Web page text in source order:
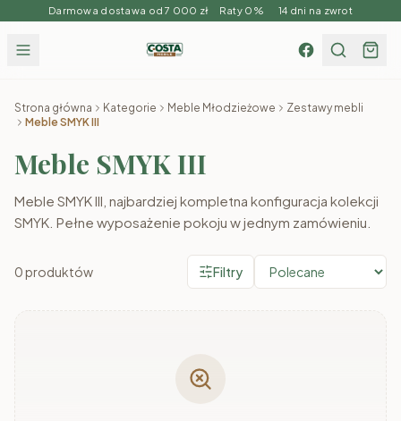
Darmowa dostawa od 7 000 zł Raty 0% 14 dni na zwrot
Strona główna Kategorie Meble Młodzieżowe
Zestawy mebli
Meble SMYK III
Meble SMYK III
Meble SMYK III, najbardziej kompletna konfiguracja kolekcji
SMYK. Pełne wyposażenie pokoju w jednym zamówieniu.
0produktów Filtry